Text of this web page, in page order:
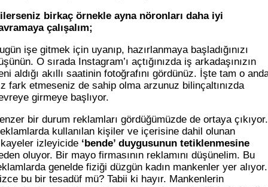
birkaç örnekle ayna nöronları daha iyi
çalışalım;
işe gitmek için uyanıp, hazırlanmaya başladığınızı
O sırada Instagram’ı açtığınızda iş arkadaşınızın
aldığı akıllı saatinin fotoğrafını gördünüz. İşte tam o
fark etmeseniz de sahip olma arzunuz bilinçaltınızda
girmeye başlıyor.
bir durum reklamları gördüğümüzde de ortaya çıkıyor.
kullanılan kişiler ve içerisine dahil olunan
izleyicide ‘bende’ duygusunun tetiklenmesine
oluyor. Bir mayo firmasının reklamını düşünelim. Bu
genelde fiziği düzgün kadın mankenler yer alıyor.
bu bir tesadüf mü? Tabii ki hayır. Mankenlerin